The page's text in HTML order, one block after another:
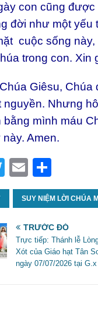
con cũng
đời như một yếu
cuộc sống
trong con. Xin
Giêsu, Chúa
nguyền. Nhưng
bằng mình máu
Amen.
T
w
itt
er
E
m
ai
l
h
ar
e
SUY NIỆM LỜI CHÚA
TRƯỚC ĐÓ
Trực tiếp: Thánh lễ
Xót của Giáo hạt Tân
ngày 07/07/2026 tại